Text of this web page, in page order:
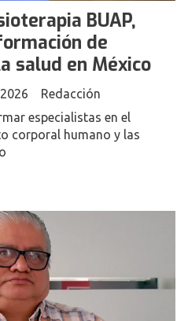
BUAP,
de
salud en México
Redacción
especialistas en el
corporal humano y las